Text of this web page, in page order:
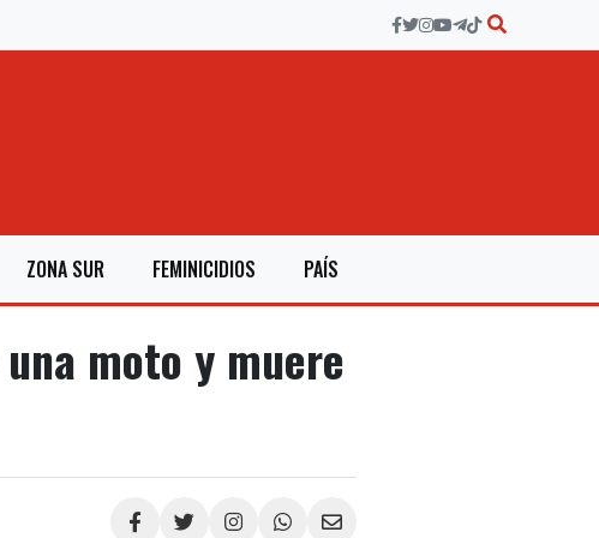
ZONA SUR FEMINICIDIOS PAÍS
una moto y muere
Compartir